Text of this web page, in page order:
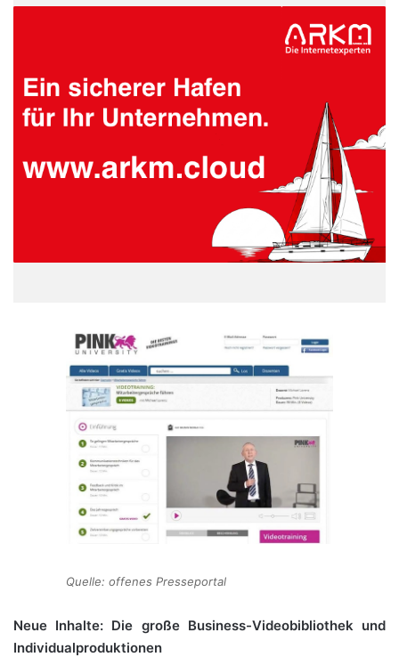
Quelle: offenes Presseportal
Neue Inhalte: Die große Business-Videobibliothek und
Individualproduktionen